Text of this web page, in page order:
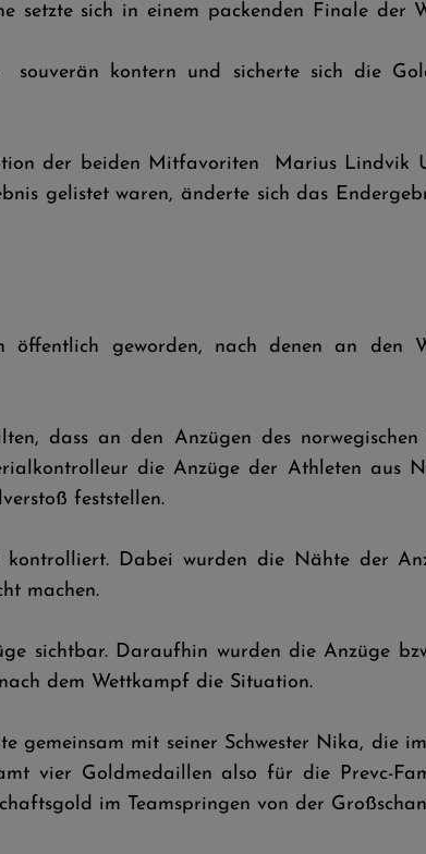
setzte sich in einem packenden Finale der
kontern und sicherte sich die
der beiden Mitfavoriten Marius Lindvik
gelistet waren, änderte sich das
geworden, nach denen an den
dass an den Anzügen des norwegischen
die Anzüge der Athleten aus
feststellen.
Dabei wurden die Nähte der
machen.
sichtbar. Daraufhin wurden die Anzüge
dem Wettkampf die Situation.
gemeinsam mit seiner Schwester Nika, die
vier Goldmedaillen also für die Prevc-
im Teamspringen von der